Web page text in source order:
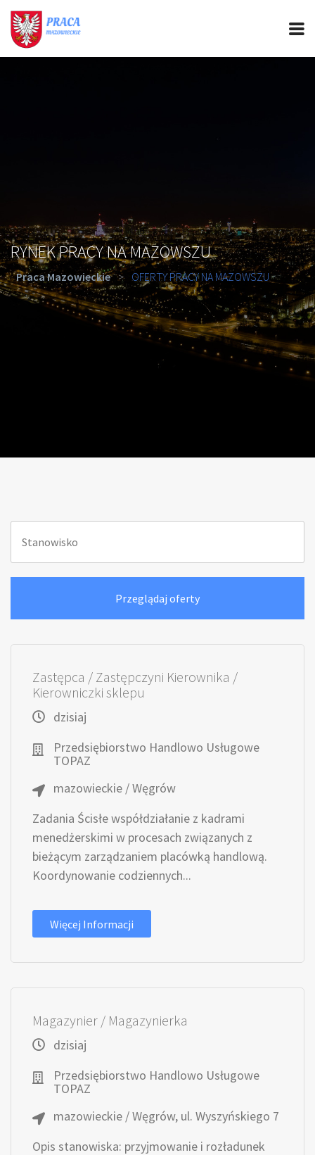
RYNEK PRACY NA MAZOWSZU
Praca Mazowieckie > OFERTY PRACY NA MAZOWSZU
Zastępca / Zastępczyni Kierownika /
Kierowniczki sklepu
dzisiaj
Przedsiębiorstwo Handlowo Usługowe
TOPAZ
mazowieckie / Węgrów
Zadania Ścisłe współdziałanie z kadrami
menedżerskimi w procesach związanych z
bieżącym zarządzaniem placówką handlową.
Koordynowanie codziennych...
Więcej Informacji
Magazynier / Magazynierka
dzisiaj
Przedsiębiorstwo Handlowo Usługowe
TOPAZ
mazowieckie / Węgrów, ul. Wyszyńskiego 7
Opis stanowiska: przyjmowanie i rozładunek